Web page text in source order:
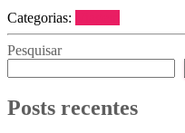
Categorias:
Pesquisar
Posts recentes